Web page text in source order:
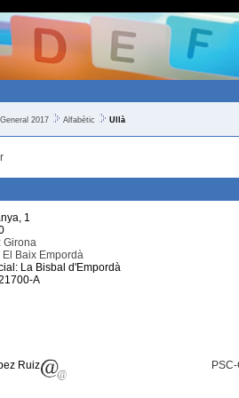
2017 Alfabètic Ullà
1
Girona
El Baix Empordà
La Bisbal d'Empordà
A
Ruiz